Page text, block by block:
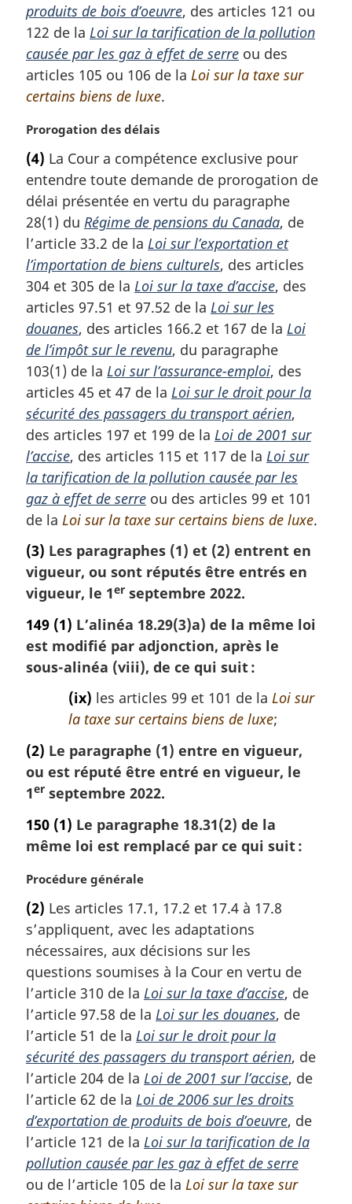
produits de bois d’oeuvre, des articles 121 ou
122 de la Loi sur la tarification de la pollution
causée par les gaz à effet de serre ou des
articles 105 ou 106 de la Loi sur la taxe sur
certains biens de luxe.
N
t
e
m
a
g
i
n
a
e
:
Prorogation des délais
(4) La Cour a compétence exclusive pour
entendre toute demande de prorogation de
délai présentée en vertu du paragraphe
28(1) du Régime de pensions du Canada, de
l’article 33.2 de la Loi sur l’exportation et
l’importation de biens culturels, des articles
304 et 305 de la Loi sur la taxe d’accise, des
articles 97.51 et 97.52 de la Loi sur les
douanes, des articles 166.2 et 167 de la Loi
de l’impôt sur le revenu, du paragraphe
103(1) de la Loi sur l’assurance-emploi, des
articles 45 et 47 de la Loi sur le droit pour la
sécurité des passagers du transport aérien,
des articles 197 et 199 de la Loi de 2001 sur
l’accise, des articles 115 et 117 de la Loi sur
la tarification de la pollution causée par les
gaz à effet de serre ou des articles 99 et 101
de la Loi sur la taxe sur certains biens de luxe.
(3) Les paragraphes (1) et (2) entrent en
vigueur, ou sont réputés être entrés en
vigueur, le 1er septembre 2022.
149 (1) L’alinéa 18.29(3)a) de la même loi
est modifié par adjonction, après le
sous-alinéa (viii), de ce qui suit :
(ix) les articles 99 et 101 de la Loi sur
la taxe sur certains biens de luxe;
(2) Le paragraphe (1) entre en vigueur,
ou est réputé être entré en vigueur, le
1er septembre 2022.
150 (1) Le paragraphe 18.31(2) de la
même loi est remplacé par ce qui suit :
N
t
e
m
a
g
i
n
a
l
e
:
Procédure générale
(2) Les articles 17.1, 17.2 et 17.4 à 17.8
s’appliquent, avec les adaptations
nécessaires, aux décisions sur les
questions soumises à la Cour en vertu de
l’article 310 de la Loi sur la taxe d’accise, de
l’article 97.58 de la Loi sur les douanes, de
l’article 51 de la Loi sur le droit pour la
sécurité des passagers du transport aérien, de
l’article 204 de la Loi de 2001 sur l’accise, de
l’article 62 de la Loi de 2006 sur les droits
d’exportation de produits de bois d’oeuvre, de
l’article 121 de la Loi sur la tarification de la
pollution causée par les gaz à effet de serre
ou de l’article 105 de la Loi sur la taxe sur